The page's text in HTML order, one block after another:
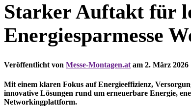
Starker Auftakt für
Energiesparmesse
Veröffentlicht von Messe-Montagen.at am 2. März 2026
Mit einem klaren Fokus auf Energieeffizienz,
innovative Lösungen rund um erneuerbare Energie,
Networkingplattform.